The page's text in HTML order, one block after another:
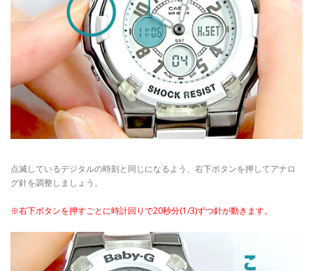
点滅しているデジタルの時刻と同じになるよう、右下ボタンを押してアナロ
グ針を調整しましょう。
※右下ボタンを押すごとに時計回りで20秒分(1/3)ずつ針が動きます。